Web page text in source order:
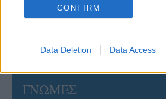
CONFIRM
Data Deletion Data Access
Προς στρατηγική συνεργασία
Πανεπιστημίου Πατρών
ΓΝΩΜΕΣ